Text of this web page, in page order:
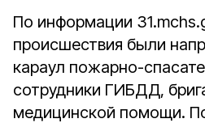
По информации
происшествия были
караул пожарно-
сотрудники ГИБДД,
медицинской помощи.